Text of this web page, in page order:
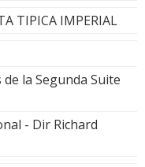
TIPICA IMPERIAL
la Segunda Suite
- Dir Richard